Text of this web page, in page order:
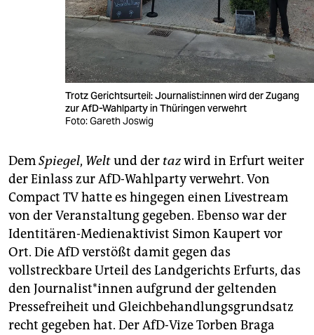
Trotz Gerichtsurteil: Jour­na­lis­t:in­nen wird der Zugang
zur AfD-Wahlparty in Thüringen verwehrt
Foto: Gareth Joswig
DemSpiegel, Weltund der tazwird in Erfurt weiter
der Einlass zur AfD-Wahlparty verwehrt. Von
Compact TV hatte es hingegen einen Livestream
von der Veranstaltung gegeben. Ebenso war der
Identitären-Medienaktivist Simon Kaupert vor
Ort. Die AfD verstößt damit gegen das
vollstreckbare Urteil des Landgerichts Erfurts, das
den Jour­na­lis­t*in­nen aufgrund der geltenden
Pressefreiheit und Gleichbehandlungsgrundsatz
recht gegeben hat. Der AfD-Vize Torben Braga